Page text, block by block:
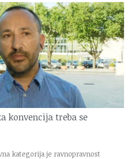
konvencija treba se
kategorija je ravnopravnost